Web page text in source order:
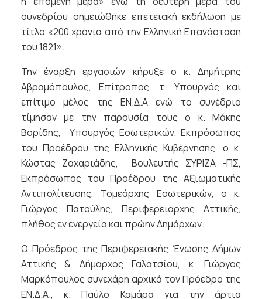
συνεδρίου σημειώθηκε επετειακή εκδήλωση με
τίτλο «200 χρόνια από την Ελληνική Επανάσταση
του 1821».
Την έναρξη εργασιών κήρυξε ο κ. Δημήτρης
Αβραμόπουλος, Επίτροπος, τ. Υπουργός και
επίτιμο μέλος της ΕΝ.Δ.Α ενώ το συνέδριο
τίμησαν με την παρουσία τους ο κ. Μάκης
Βορίδης, Υπουργός Εσωτερικών, Εκπρόσωπος
του Προέδρου της Ελληνικής Κυβέρνησης, ο κ.
Κώστας Ζαχαριάδης, Βουλευτής ΣΥΡΙΖΑ -ΠΣ,
Εκπρόσωπος του Προέδρου της Αξιωματικής
Αντιπολίτευσης, Τομεάρχης Εσωτερικών, ο κ.
Γιώργος Πατούλης, Περιφερειάρχης Αττικής,
πλήθος εν ενεργεία και πρώην Δημάρχων.
Ο Πρόεδρος της Περιφερειακής Ένωσης Δήμων
Αττικής & Δήμαρχος Γαλατσίου, κ. Γιώργος
Μαρκόπουλος συνεχάρη αρχικά τον Πρόεδρο της
ΕΝ.Δ.Α., κ. Παύλο Καμάρα για την άρτια